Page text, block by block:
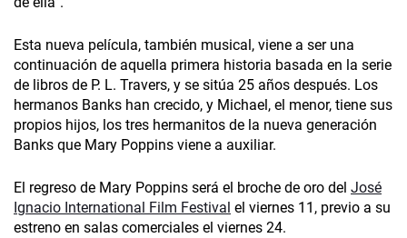
Esta nueva película, también musical, viene a ser una
continuación de aquella primera historia basada en la serie
de libros de P. L. Travers, y se sitúa 25 años después. Los
hermanos Banks han crecido, y Michael, el menor, tiene sus
propios hijos, los tres hermanitos de la nueva generación
Banks que Mary Poppins viene a auxiliar.
El regreso de Mary Poppins será el broche de oro del José
Ignacio International Film Festival el viernes 11, previo a su
estreno en salas comerciales el viernes 24.